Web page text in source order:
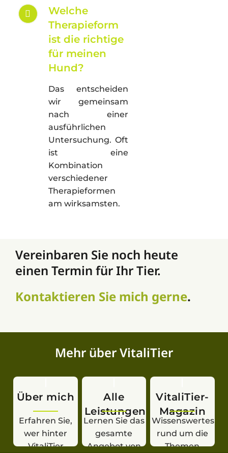
Welche
Therapieform
ist die richtige
für meinen
Hund?
Das entscheiden
wir gemeinsam
nach einer
ausführlichen
Untersuchung. Oft
ist eine
Kombination
verschiedener
Therapieformen
am wirksamsten.
Vereinbaren Sie noch heute
einen Termin für Ihr Tier.
Kontaktieren Sie mich gerne.
Mehr über VitaliTier
Über mich
Erfahren Sie,
wer hinter
VitaliTier
Alle
Leistungen
Lernen Sie das
gesamte
Angebot von
VitaliTier-
Magazin
Wissenswertes
rund um die
Themen